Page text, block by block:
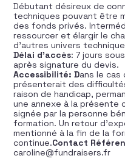
Débutant désireux de
techniques pouvant être
des fonds privés.
ressourcer et élargir le
d’autres univers
Délai d’accès: 7 jours
après signature du devis.
Accessibilité:Dans le cas
présenterait des
raison de handicap,
une annexe à la présente
signée par la personne
formation. Un retour
mentionné à la fin de la
continue.Contact
caroline@fundraisers.fr